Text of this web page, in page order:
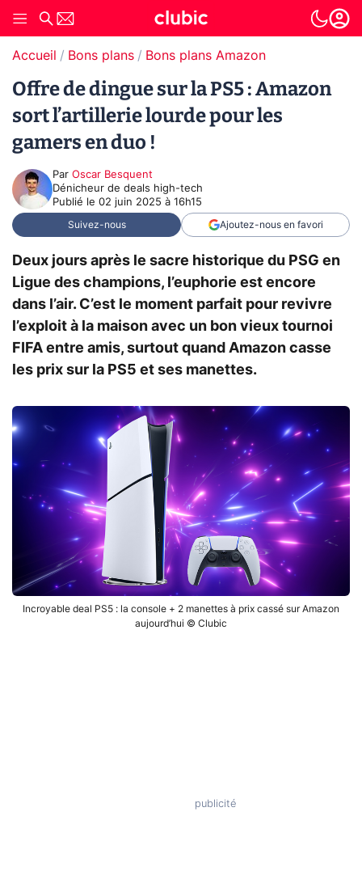
Accueil Bons plans Bons plans Amazon
Offre de dingue sur la PS5 : Amazon
sort l’artillerie lourde pour les
gamers en duo !
Par Oscar Besquent
Dénicheur de deals high-tech
Publié le 02 juin 2025 à 16h15
Suivez-nous Ajoutez-nous en favori
Deux jours après le sacre historique du PSG en
Ligue des champions, l’euphorie est encore
dans l’air. C’est le moment parfait pour revivre
l’exploit à la maison avec un bon vieux tournoi
FIFA entre amis, surtout quand Amazon casse
les prix sur la PS5 et ses manettes.
Incroyable deal PS5 : la console + 2 manettes à prix cassé sur Amazon
aujourd’hui © Clubic